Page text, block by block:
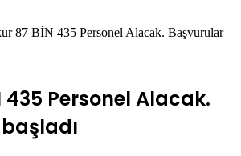
87 BİN 435 Personel Alacak. Başvurular
435 Personel Alacak.